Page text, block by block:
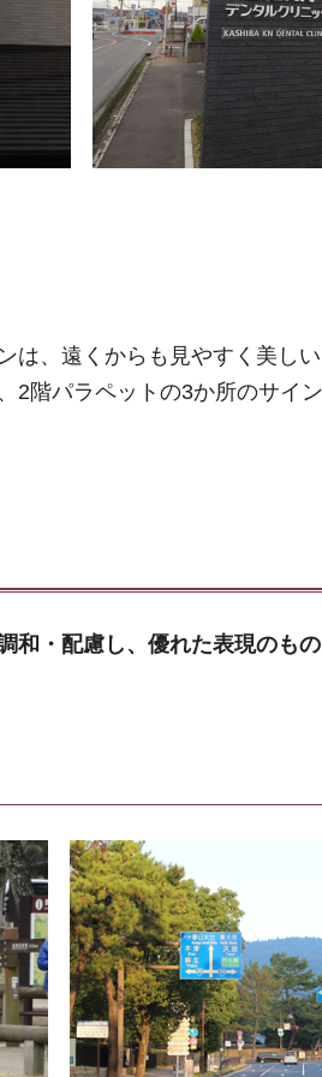
は、遠くからも見やすく美し
2階パラペットの3か所のサイ
和・配慮し、優れた表現のもの